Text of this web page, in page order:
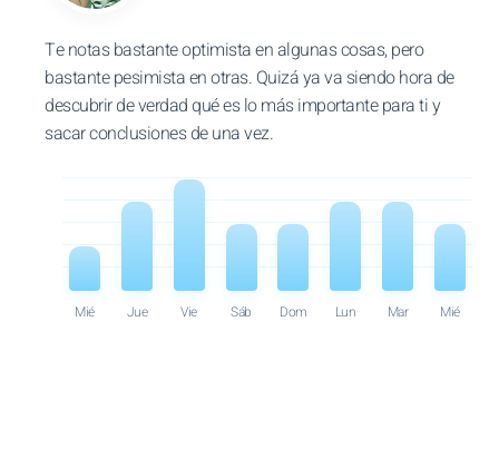
Te notas bastante optimista en algunas cosas, pero
bastante pesimista en otras. Quizá ya va siendo hora de
descubrir de verdad qué es lo más importante para ti y
sacar conclusiones de una vez.
Mié Jue Vie Sáb Dom Lun Mar Mié